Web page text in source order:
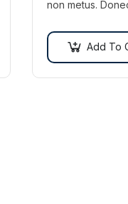
non metus.
Add To